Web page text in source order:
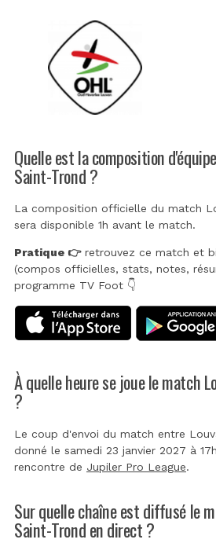
Quelle est la composition
Saint-Trond ?
La composition officielle du match
sera disponible 1h avant le match.
Pratique 👉retrouvez ce match et
(compos officielles, stats, notes,
programme TV Foot 👇
À quelle heure se joue le match
?
Le coup d'envoi du match entre
donné le samedi 23 janvier 2027 à
rencontre de Jupiler Pro League.
Sur quelle chaîne est diffusé le
Saint-Trond en direct ?